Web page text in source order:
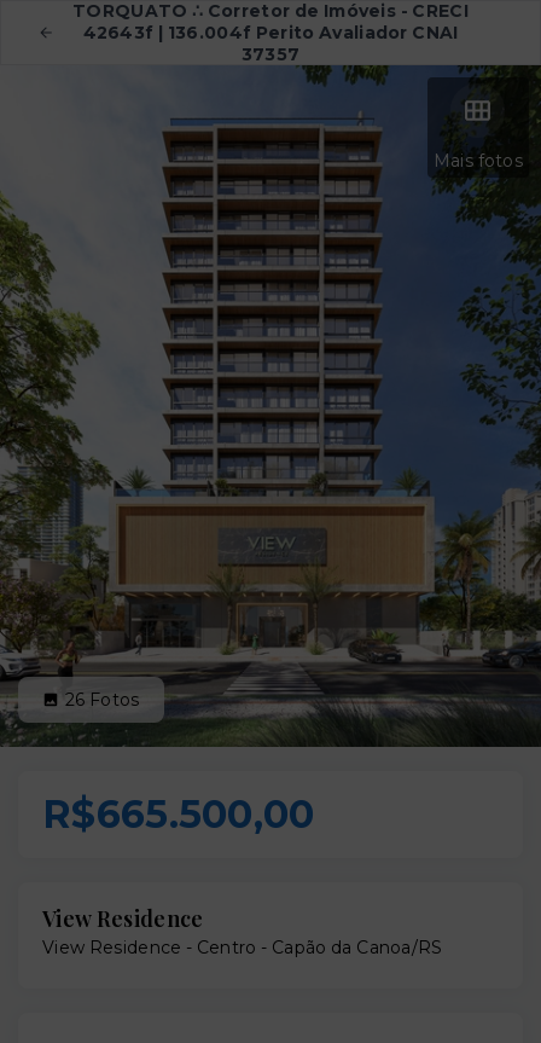
TORQUATO ∴ Corretor de Imóveis - CRECI
42643f | 136.004f Perito Avaliador CNAI
37357
Mais fotos
26 Fotos
R$665.500,00
View Residence
View Residence - Centro - Capão da Canoa/RS